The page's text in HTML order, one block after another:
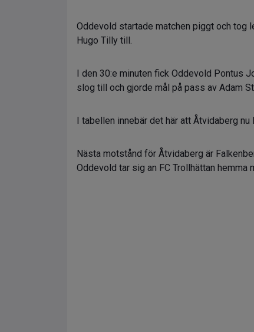
Oddevold startade matchen piggt och tog
Hugo Tilly till.
I den 30:e minuten fick Oddevold Pontus
slog till och gjorde mål på pass av Adam
I tabellen innebär det här att Åtvidaberg
Nästa motstånd för Åtvidaberg är
Oddevold tar sig an FC Trollhättan hemma